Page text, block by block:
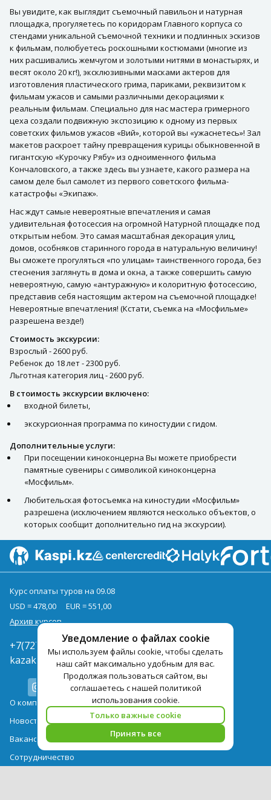
Вы увидите, как выглядит съемочный павильон и натурная
площадка, прогуляетесь по коридорам Главного корпуса со
стендами уникальной съемочной техники и подлинных эскизов
к фильмам, полюбуетесь роскошными костюмами (многие из
них расшивались жемчугом и золотыми нитями в монастырях, и
весят около 20 кг!), эксклюзивными масками актеров для
изготовления пластического грима, париками, реквизитом к
фильмам ужасов и самыми различными декорациями к
реальным фильмам. Специально для нас мастера гримерного
цеха создали подвижную экспозицию к одному из первых
советских фильмов ужасов «Вий», которой вы «ужаснетесь»! Зал
макетов раскроет тайну превращения курицы обыкновенной в
гигантскую «Курочку Рябу» из одноименного фильма
Кончаловского, а также здесь вы узнаете, какого размера на
самом деле был самолет из первого советского фильма-
катастрофы «Экипаж».
Нас ждут самые невероятные впечатления и самая
удивительная фотосессия на огромной Натурной площадке под
открытым небом. Это самая масштабная декорация улиц,
домов, особняков старинного города в натуральную величину!
Вы сможете прогуляться «по улицам» таинственного города, без
стеснения заглянуть в дома и окна, а также совершить самую
невероятную, самую «антуражную» и колоритную фотосессию,
представив себя настоящим актером на съемочной площадке!
Невероятные впечатления! (Кстати, съемка на «Мосфильме»
разрешена везде!)
Стоимость экскурсии:
Взрослый - 2600 руб.
Ребенок до 18 лет - 2300 руб.
Льготная категория лиц - 2600 руб.
В стоимость экскурсии включено:
входной билеты,
экскурсионная программа по киностудии с гидом.
Дополнительные услуги:
При посещении киноконцерна Вы можете приобрести
памятные сувениры с символикой киноконцерна
«Мосфильм».
Любительская фотосъемка на киностудии «Мосфильм»
разрешена (исключением являются несколько объектов, о
которых сообщит дополнительно гид на экскурсии).
Уведомление о файлах cookie
Мы используем файлы cookie, чтобы сделать
наш сайт максимально удобным для вас.
Продолжая пользоваться сайтом, вы
соглашаетесь с нашей политикой
использования cookie.
Только важные cookie
Принять все
Курс оплаты туров на 09.08
USD = 478,00
EUR = 551,00
Архив курсов
+7(727)3771000
kazakhstan@pegast.com.kz
О компании
Новости
Вакансии
Сотрудничество